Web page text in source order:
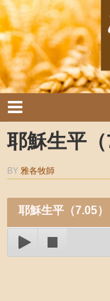
耶穌生平（
BY 雅各牧師
耶穌生平（7.05）